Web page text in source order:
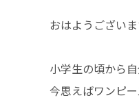
おはようござい
小学生の頃から
今思えばワンピ